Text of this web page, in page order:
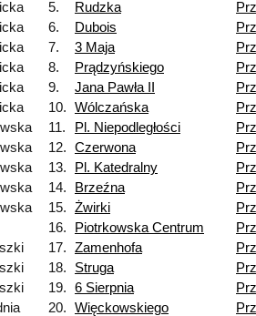
5. Rudzka
6. Dubois
7. 3 Maja
8. Prądzyńskiego
9. Jana Pawła II
10. Wólczańska
11. Pl. Niepodległości
12. Czerwona
13. Pl. Katedralny
14. Brzeźna
15. Żwirki
16.
Piotrkowska Centrum
17. Zamenhofa
18. Struga
19. 6 Sierpnia
20. Więckowskiego